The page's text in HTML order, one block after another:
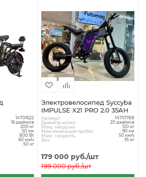
14701622
16 дюймов
200 кг
50 км
800 Вт
60 км/ч
50 кг
Электровелосипед Syccyba
IMPULSE X21 PRO 2.0 35AH
Артикул 14701788
Диаметр колес 20 дюймов
Макс. нагрузка 120 кг
Максимальный пробег 90 км
Макс. скорость 50 км/ч
Вес 35 кг
179 000 руб./шт
199 000руб./шт